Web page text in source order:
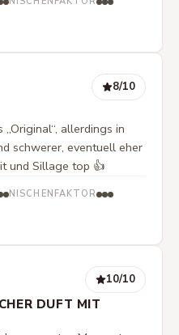
8/10
allerdings in
schwerer, eventuell eher
und Sillage top 👍
NISCHENFAKTOR
10/10
DUFT MIT S